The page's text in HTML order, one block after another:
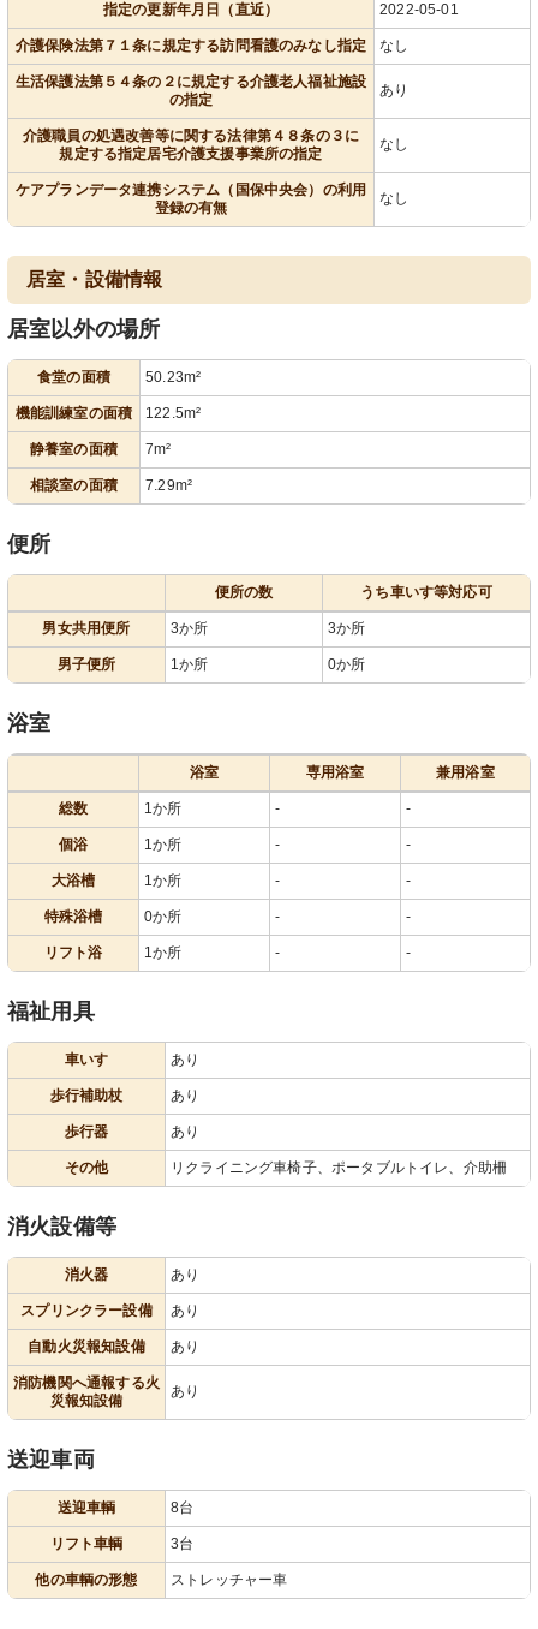
指定の更新年月日（直近） 2022-05-01
介護保険法第７１条に規定する訪問看護のみなし指定 なし
生活保護法第５４条の２に規定する介護老人福祉施設
の指定
あり
介護職員の処遇改善等に関する法律第４８条の３に
規定する指定居宅介護支援事業所の指定
なし
ケアプランデータ連携システム（国保中央会）の利用
登録の有無
なし
居室・設備情報
居室以外の場所
食堂の面積 50.23m²
機能訓練室の面積 122.5m²
静養室の面積 7m²
相談室の面積 7.29m²
便所
便所の数 うち車いす等対応可
男女共用便所 3か所 3か所
男子便所 1か所 0か所
浴室
浴室 専用浴室 兼用浴室
総数 1か所 - -
個浴 1か所 - -
大浴槽 1か所 - -
特殊浴槽 0か所 - -
リフト浴 1か所 - -
福祉用具
車いす あり
歩行補助杖 あり
歩行器 あり
その他 リクライニング車椅子、ポータブルトイレ、介助柵
消火設備等
消火器 あり
スプリンクラー設備 あり
自動火災報知設備 あり
消防機関へ通報する火
災報知設備
あり
送迎車両
送迎車輌 8台
リフト車輌 3台
他の車輌の形態 ストレッチャー車